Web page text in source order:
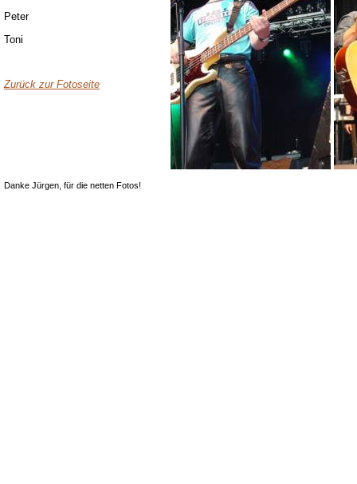
Peter
Toni
Zurück zur Fotoseite
Danke Jürgen, für die netten Fotos!